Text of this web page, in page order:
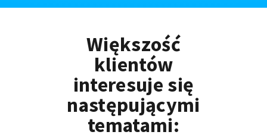
Większość
klientów
interesuje się
następującymi
tematami: